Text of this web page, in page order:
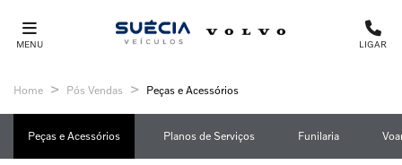
MENU LIGAR
Home Pós Vendas Peças e Acessórios
Peças e Acessórios Planos de Serviços Funilaria